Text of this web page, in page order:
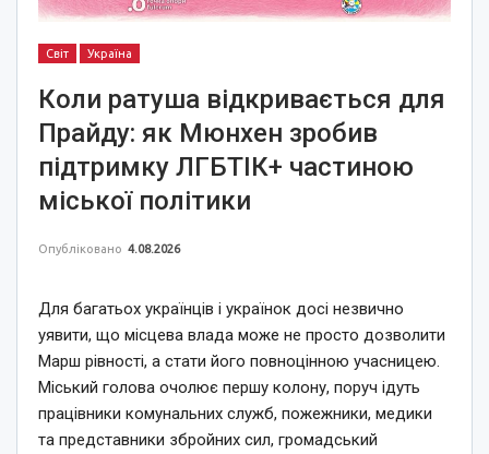
Світ Україна
Коли ратуша відкривається для
Прайду: як Мюнхен зробив
підтримку ЛГБТІК+ частиною
міської політики
Опубліковано 4.08.2026
Для багатьох українців і українок досі незвично
уявити, що місцева влада може не просто дозволити
Марш рівності, а стати його повноцінною учасницею.
Міський голова очолює першу колону, поруч ідуть
працівники комунальних служб, пожежники, медики
та представники збройних сил, громадський